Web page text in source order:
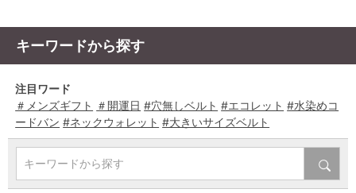
キーワードから探す
注目ワード
＃メンズギフト ＃開運日 #穴無しベルト #エコレット #水染めコ
ードバン #ネックウォレット #大きいサイズベルト
キーワードから探す